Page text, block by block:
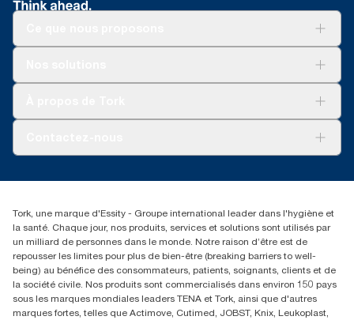
01 85 07 92 00
Tork, une marque d'Essity - Groupe international leader dans l'hygiène et
la santé. Chaque jour, nos produits, services et solutions sont utilisés par
un milliard de personnes dans le monde. Notre raison d’être est de
repousser les limites pour plus de bien-être (breaking barriers to well-
being) au bénéfice des consommateurs, patients, soignants, clients et de
la société civile. Nos produits sont commercialisés dans environ 150 pays
sous les marques mondiales leaders TENA et Tork, ainsi que d'autres
marques fortes, telles que Actimove, Cutimed, JOBST, Knix, Leukoplast,